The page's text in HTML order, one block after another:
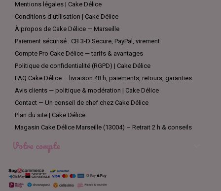
Mentions légales | Cake Délice
Conditions d’utilisation | Cake Délice
À propos de Cake Délice — Marseille
Paiement sécurisé : CB 3-D Secure, PayPal, virement
Compte Pro Cake Délice — tarifs & avantages
Politique de confidentialité (RGPD) | Cake Délice
FAQ Cake Délice – livraison 48 h, paiements, retours, garanties
Avis clients — politique & modération | Cake Délice
Contact — Un conseil de chef chez Cake Délice
Plan du site | Cake Délice
Magasin Cake Délice Marseille (13004) – Retrait 2 h & conseils
Votre compte